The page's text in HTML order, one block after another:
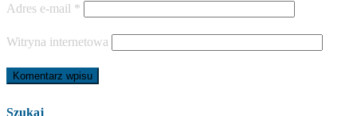
Adres e-mail *
Witryna internetowa
Szukaj